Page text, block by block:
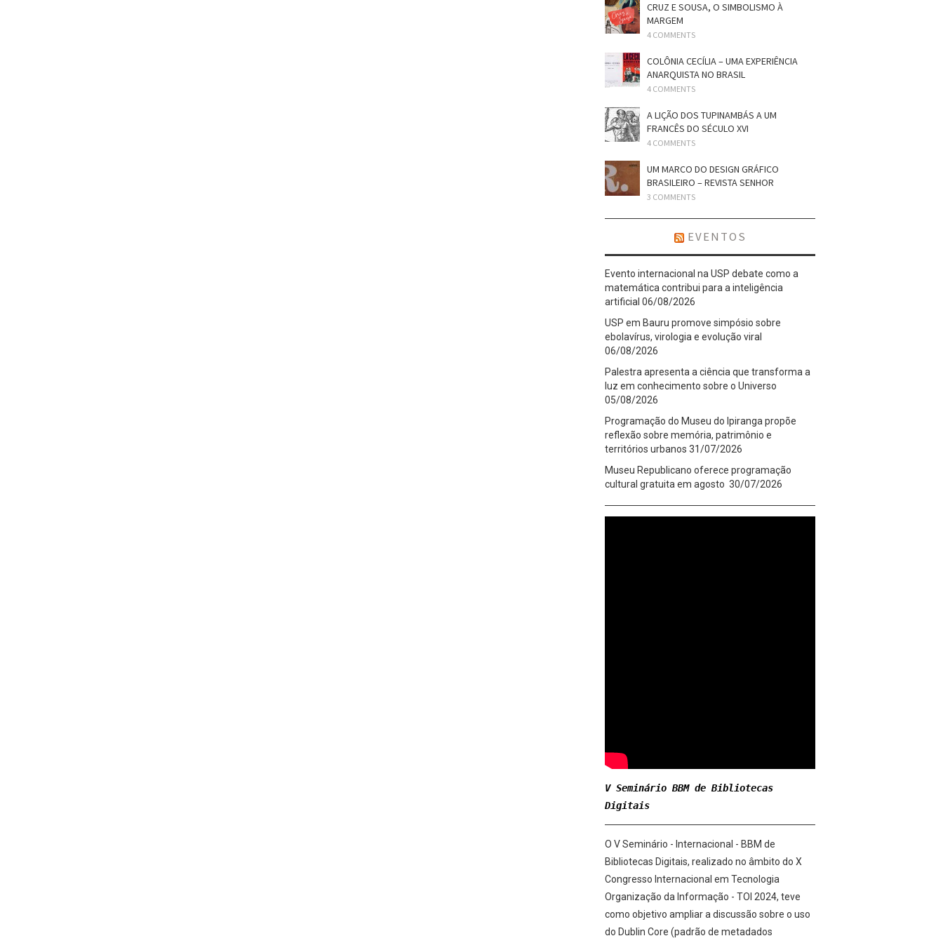
CRUZ E SOUSA, O SIMBOLISMO À
MARGEM
4 COMMENTS
COLÔNIA CECÍLIA – UMA EXPERIÊNCIA
ANARQUISTA NO BRASIL
4 COMMENTS
A LIÇÃO DOS TUPINAMBÁS A UM
FRANCÊS DO SÉCULO XVI
4 COMMENTS
UM MARCO DO DESIGN GRÁFICO
BRASILEIRO – REVISTA SENHOR
3 COMMENTS
EVENTOS
Evento internacional na USP debate como a
matemática contribui para a inteligência
artificial 06/08/2026
USP em Bauru promove simpósio sobre
ebolavírus, virologia e evolução viral
06/08/2026
Palestra apresenta a ciência que transforma a
luz em conhecimento sobre o Universo
05/08/2026
Programação do Museu do Ipiranga propõe
reflexão sobre memória, patrimônio e
territórios urbanos 31/07/2026
Museu Republicano oferece programação
cultural gratuita em agosto 30/07/2026
V Seminário BBM de Bibliotecas
Digitais
O V Seminário - Internacional - BBM de
Bibliotecas Digitais, realizado no âmbito do X
Congresso Internacional em Tecnologia
Organização da Informação - TOI 2024, teve
como objetivo ampliar a discussão sobre o uso
do Dublin Core (padrão de metadados